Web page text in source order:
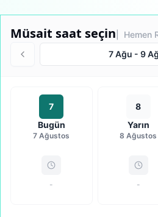
Müsait saat seçin | Hemen
7 Ağu - 9
7
Bugün
7 Ağustos
-
8
Yarın
8 Ağustos
-